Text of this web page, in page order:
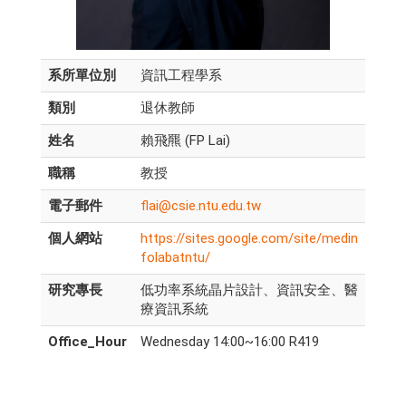
系所單位別
資訊工程學系
類別
退休教師
姓名
賴飛羆 (FP Lai)
職稱
教授
電子郵件
flai@csie.ntu.edu.tw
個人網站
https://sites.google.com/site/medin
folabatntu/
研究專長
低功率系統晶片設計、資訊安全、醫
療資訊系統
Office_Hour
Wednesday 14:00~16:00 R419